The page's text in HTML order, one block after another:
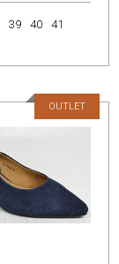
39 40 41
OUTLET